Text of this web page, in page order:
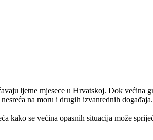
ljetne mjesece u Hrvatskoj. Dok većina
na moru i drugih izvanrednih događaja.
kako se većina opasnih situacija može